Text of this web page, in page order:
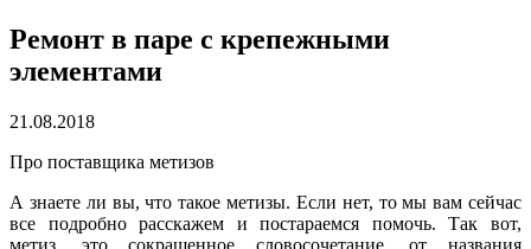
Ремонт в паре с крепежными
элементами
21.08.2018
Про поставщика метизов
А знаете ли вы, что такое метизы. Если нет, то мы вам сейчас
все подробно расскажем и постараемся помочь. Так вот,
метиз, это сокращенное словосочетание, от названия